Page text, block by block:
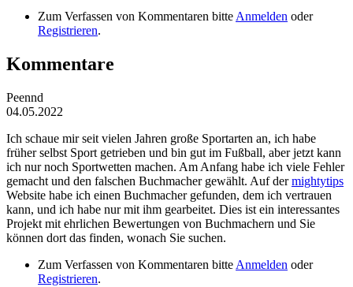
Zum Verfassen von Kommentaren bitte Anmelden oder
Registrieren.
Kommentare
Peennd
04.05.2022
Ich schaue mir seit vielen Jahren große Sportarten an, ich habe
früher selbst Sport getrieben und bin gut im Fußball, aber jetzt kann
ich nur noch Sportwetten machen. Am Anfang habe ich viele Fehler
gemacht und den falschen Buchmacher gewählt. Auf dermightytips
Website habe ich einen Buchmacher gefunden, dem ich vertrauen
kann, und ich habe nur mit ihm gearbeitet. Dies ist ein interessantes
Projekt mit ehrlichen Bewertungen von Buchmachern und Sie
können dort das finden, wonach Sie suchen.
Zum Verfassen von Kommentaren bitte Anmelden oder
Registrieren.